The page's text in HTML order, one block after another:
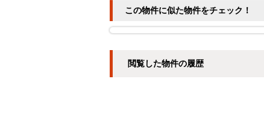
この物件に似た物件をチェック！
閲覧した物件の履歴